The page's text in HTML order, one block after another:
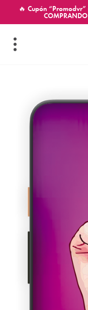
🔥 Cupón